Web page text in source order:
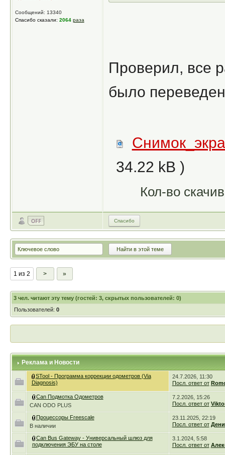
Сообщений: 13340
Спасибо сказали: 2064 раза
Проверил, все
было
34.22 kB )
Кол-во
Спасибо
1 из 2 > »
3чел. читают эту тему (гостей: 3, скрытых пользователей: 0)
Пользователей: 0
Реклама и Новости
STool - Программа коррекции одометров (Via
Diagnosis)
24.7.2026, 11:30
Посл. ответ от
Can Подмотка Одометров
CAN ODO PLUS
7.2.2026, 15:26
Посл. ответ от
Процессоры Freescale
В наличии
23.11.2025, 22:19
Посл. ответ от
Can Bus Gateway - Универсальный шлюз для
подключения ЭБУ на столе
3.1.2024, 5:58
Посл. ответ от